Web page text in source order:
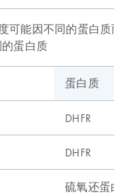
能因不同的蛋白质
的蛋白质
蛋白质
DHFR
DHFR
硫氧还蛋